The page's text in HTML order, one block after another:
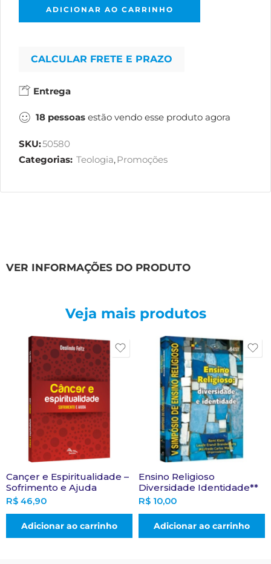
ADICIONAR AO CARRINHO
CALCULAR FRETE E PRAZO
Entrega
18 pessoas estão vendo esse produto agora
SKU:50580
Categorias: Teologia,Promoções
VER INFORMAÇÕES DO PRODUTO
Veja mais produtos
Cançer e Espiritualidade –
Sofrimento e Ajuda
R$ 46,90
Adicionar ao carrinho
Ensino Religioso
Diversidade Identidade**
R$ 10,00
Adicionar ao carrinho